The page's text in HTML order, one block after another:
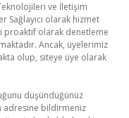
ve İletişim
Sağlayıcı olarak hizmet
proaktif olarak denetleme
Ancak, üyelerimiz
olup, siteye üye olarak
düşündüğünüz
adresine bildirmeniz